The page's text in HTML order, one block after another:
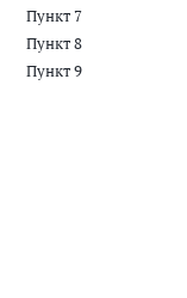
Пункт 7
Пункт 8
Пункт 9